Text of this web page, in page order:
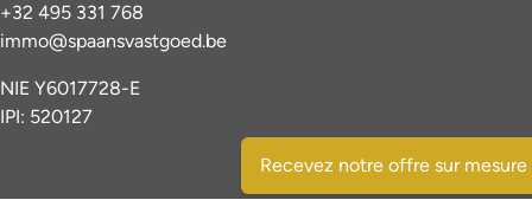
+32 495 331 768
immo@spaansvastgoed.be
NIE Y6017728-E
IPI: 520127
Recevez notre offre sur mesure